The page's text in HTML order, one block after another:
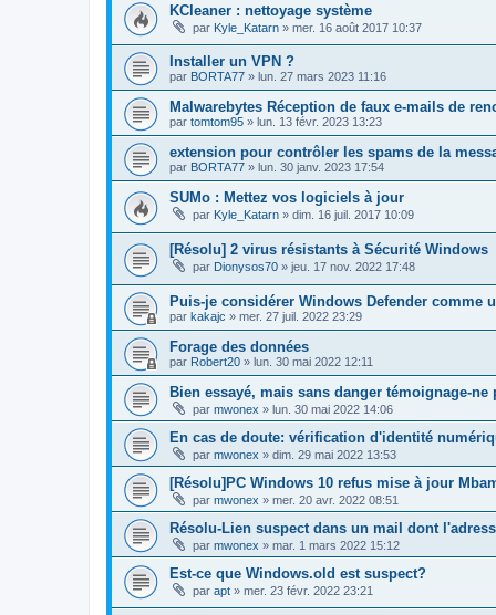
KCleaner : nettoyage système
par Kyle_Katarn » mer. 16 août 2017 10:37
Installer un VPN ?
par BORTA77 » lun. 27 mars 2023 11:16
Malwarebytes Réception de faux e-mails de
par tomtom95 » lun. 13 févr. 2023 13:23
extension pour contrôler les spams de la
par BORTA77 » lun. 30 janv. 2023 17:54
SUMo : Mettez vos logiciels à jour
par Kyle_Katarn » dim. 16 juil. 2017 10:09
[Résolu] 2 virus résistants à Sécurité Windows
par Dionysos70 » jeu. 17 nov. 2022 17:48
Puis-je considérer Windows Defender comme
par kakajc » mer. 27 juil. 2022 23:29
Forage des données
par Robert20 » lun. 30 mai 2022 12:11
Bien essayé, mais sans danger témoignage-ne
par mwonex » lun. 30 mai 2022 14:06
En cas de doute: vérification d'identité
par mwonex » dim. 29 mai 2022 13:53
[Résolu]PC Windows 10 refus mise à jour
par mwonex » mer. 20 avr. 2022 08:51
Résolu-Lien suspect dans un mail dont
par mwonex » mar. 1 mars 2022 15:12
Est-ce que Windows.old est suspect?
par apt » mer. 23 févr. 2022 23:21